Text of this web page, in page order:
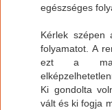
egészséges
Kérlek szépen
folyamatot. A
ezt a mai
Ki gondolta
vált és ki fogja